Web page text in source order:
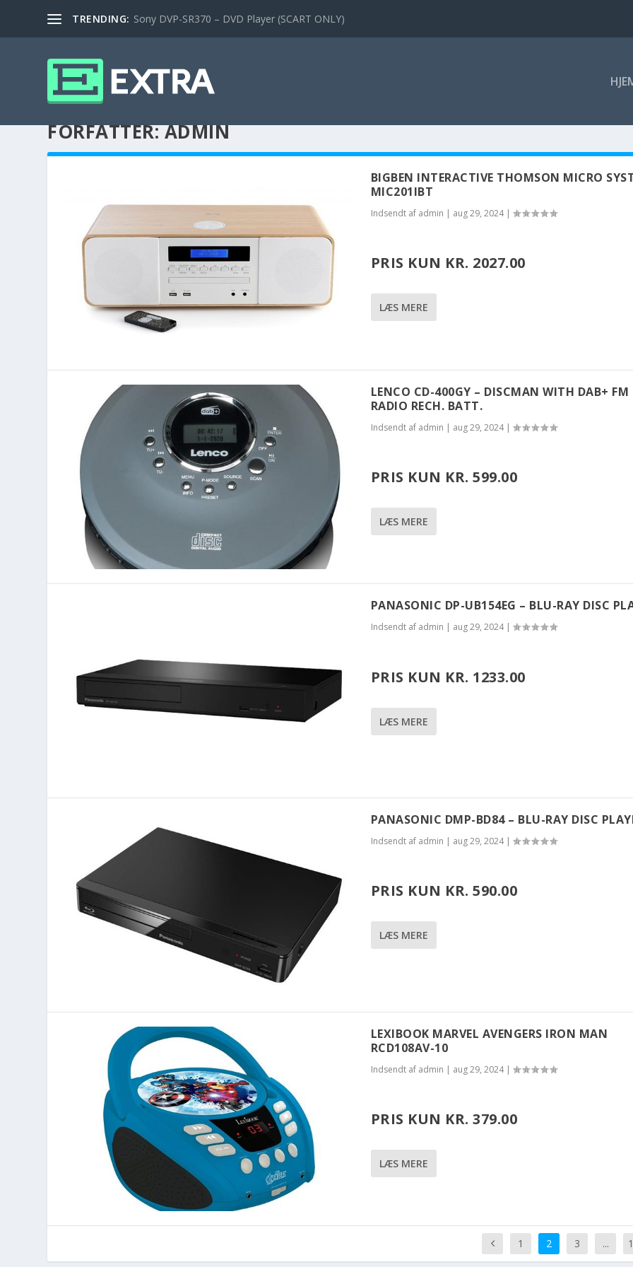
TRENDING: Sony DVP-SR370 – DVD Player (SCART ONLY)
FORFATTER:ADMIN
BIGBEN INTERACTIVE THOMSON MICRO
MIC201IBT
Indsendt af admin | aug 29, 2024|
PRIS KUN KR. 2027.00
LÆS MERE
LENCO CD-400GY – DISCMAN WITH DAB+ FM
RADIO RECH. BATT.
Indsendt af admin | aug 29, 2024|
PRIS KUN KR. 599.00
LÆS MERE
PANASONIC DP-UB154EG – BLU-RAY DISC
Indsendt af admin | aug 29, 2024|
PRIS KUN KR. 1233.00
LÆS MERE
PANASONIC DMP-BD84 – BLU-RAY DISC
Indsendt af admin | aug 29, 2024|
PRIS KUN KR. 590.00
LÆS MERE
LEXIBOOK MARVEL AVENGERS IRON MAN
RCD108AV-10
Indsendt af admin | aug 29, 2024|
PRIS KUN KR. 379.00
LÆS MERE
1 2 3 ...